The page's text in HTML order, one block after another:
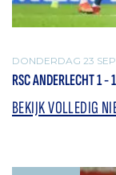
DONDERDAG 23
RSC ANDERLECHT 1
BEKIJK VOLLEDIG